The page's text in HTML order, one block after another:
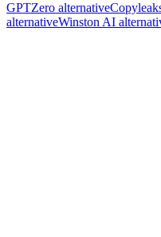
GPTZero alternative
alternativeWinston AI